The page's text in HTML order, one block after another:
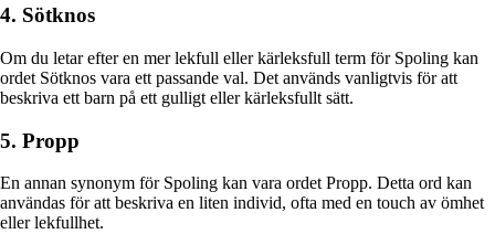
4. Sötknos
Om du letar efter en mer lekfull eller kärleksfull term för Spoling kan
ordet Sötknos vara ett passande val. Det används vanligtvis för att
beskriva ett barn på ett gulligt eller kärleksfullt sätt.
5. Propp
En annan synonym för Spoling kan vara ordet Propp. Detta ord kan
användas för att beskriva en liten individ, ofta med en touch av ömhet
eller lekfullhet.